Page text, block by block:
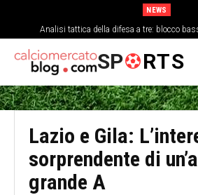
NEWS
Analisi tattica della difesa a tre: blocco
SP RTS
Lazio e Gila:
sorprendente di
grande A